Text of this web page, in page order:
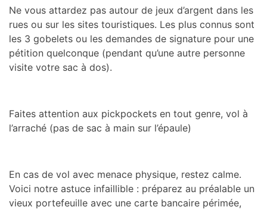
Ne vous attardez pas autour de jeux d’argent dans les
rues ou sur les sites touristiques. Les plus connus sont
les 3 gobelets ou les demandes de signature pour une
pétition quelconque (pendant qu’une autre personne
visite votre sac à dos).
Faites attention aux pickpockets en tout genre, vol à
l’arraché (pas de sac à main sur l’épaule)
En cas de vol avec menace physique, restez calme.
Voici notre astuce infaillible : préparez au préalable un
vieux portefeuille avec une carte bancaire périmée,